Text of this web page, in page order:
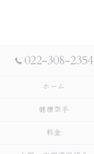
022-308-2354
ホーム
健康空手
料金